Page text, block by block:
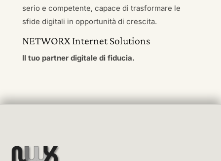
serio e competente, capace di trasformare le
sfide digitali in opportunità di crescita.
NETWORX Internet Solutions
Il tuo partner digitale di fiducia.